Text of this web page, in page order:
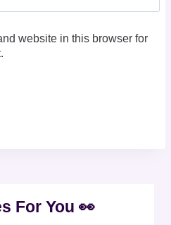
website in this browser for
For You 👀